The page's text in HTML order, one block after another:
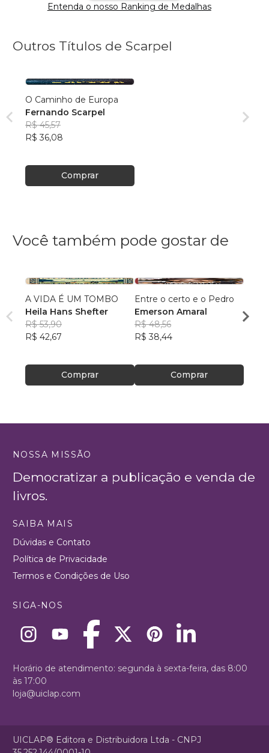
Entenda o nosso Ranking de Medalhas
Outros Títulos de Scarpel
O Caminho de Europa
Fernando Scarpel
R$ 45,57
R$ 36,08
Comprar
Você também pode gostar de
A VIDA É UM TOMBO
Heila Hans Shefter
R$ 53,90
R$ 42,67
Comprar
Entre o certo e o Pedro
Emerson Amaral
R$ 48,56
R$ 38,44
Comprar
Luiz
NOSSA MISSÃO
Democratizar a publicação e venda de
livros.
SAIBA MAIS
Dúvidas e Contato
Política de Privacidade
Termos e Condições de Uso
SIGA-NOS
Horário de atendimento: segunda à sexta-feira, das 8:00
às 17:00
loja@uiclap.com
UICLAP® Editora e Distribuidora Ltda - CNPJ